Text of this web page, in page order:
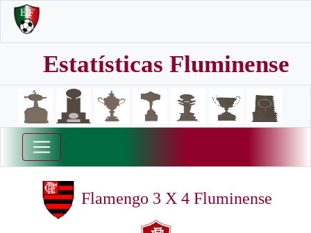
Estatísticas Fluminense
Flamengo 3 X 4 Fluminense